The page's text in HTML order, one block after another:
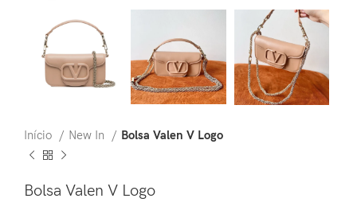
Início New In Bolsa Valen V Logo
Bolsa Valen V Logo